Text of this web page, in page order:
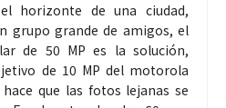
horizonte de una ciudad,
grupo grande de amigos, el
de 50 MP es la solución,
de 10 MP del motorola
que las fotos lejanas se